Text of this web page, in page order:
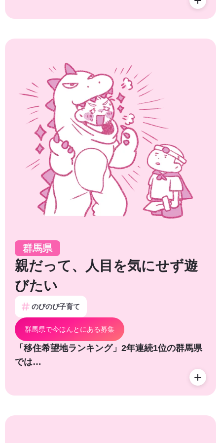
群馬県
親だって、人目を気にせず遊
びたい
のびのび子育て
群馬県で今ほんとにある募集
「移住希望地ランキング」2年連続1位の群馬県
では…